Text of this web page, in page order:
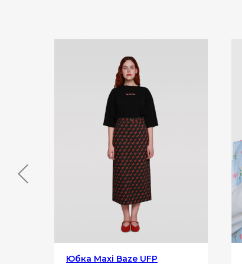
Юбка Maxi Baze UFP